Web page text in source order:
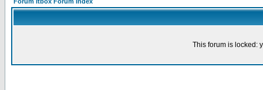
This forum is locked: